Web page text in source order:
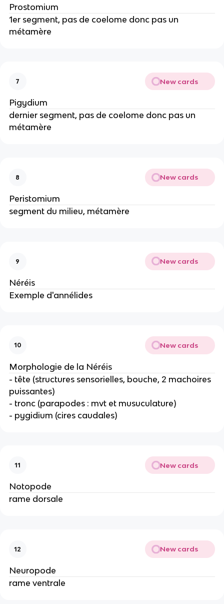
Prostomium
1er segment, pas de coelome donc pas un
métamère
7 New cards
Pigydium
dernier segment, pas de coelome donc pas un
métamère
8 New cards
Peristomium
segment du milieu, métamère
9 New cards
Néréis
Exemple d'annélides
10 New cards
Morphologie de la Néréis
- tête (structures sensorielles, bouche, 2 machoires
puissantes)
- tronc (parapodes : mvt et musuculature)
- pygidium (cires caudales)
11 New cards
Notopode
rame dorsale
12 New cards
Neuropode
rame ventrale